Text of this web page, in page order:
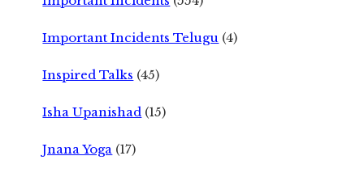
Important Incidents Telugu (4)
Inspired Talks (45)
Isha Upanishad (15)
Jnana Yoga (17)